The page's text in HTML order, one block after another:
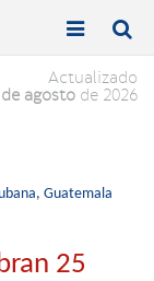
Toggle

Toggle

Actualizado
de agosto de 2026
Guatemala
25